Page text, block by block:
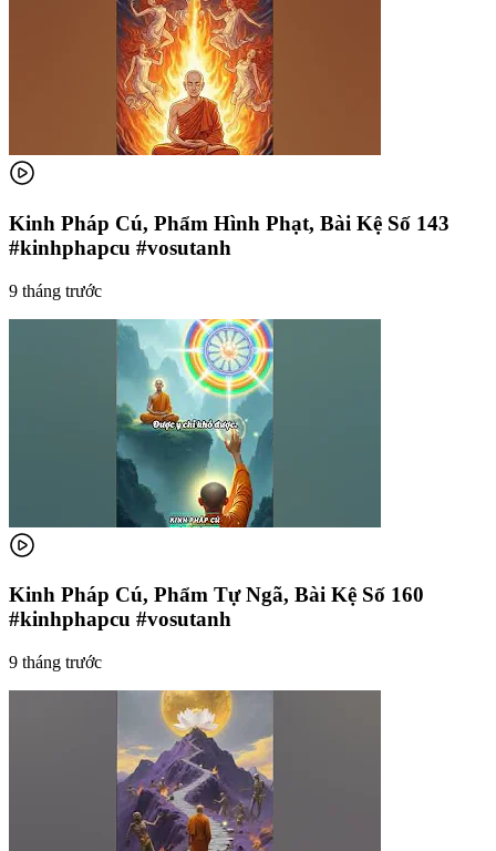
Kinh Pháp Cú, Phẩm Hình Phạt, Bài Kệ Số 143
#kinhphapcu #vosutanh
9 tháng trước
Kinh Pháp Cú, Phẩm Tự Ngã, Bài Kệ Số 160
#kinhphapcu #vosutanh
9 tháng trước